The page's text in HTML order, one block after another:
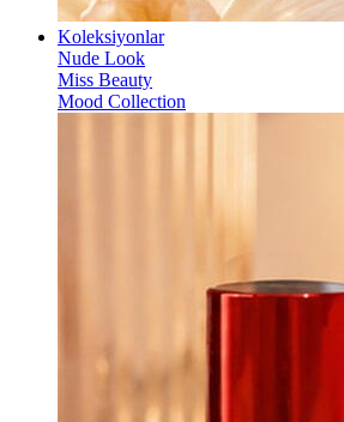
Koleksiyonlar
Nude Look
Miss Beauty
Mood Collection